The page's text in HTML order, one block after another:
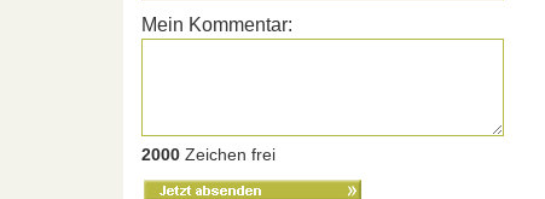
Mein Kommentar:
2000 Zeichen frei